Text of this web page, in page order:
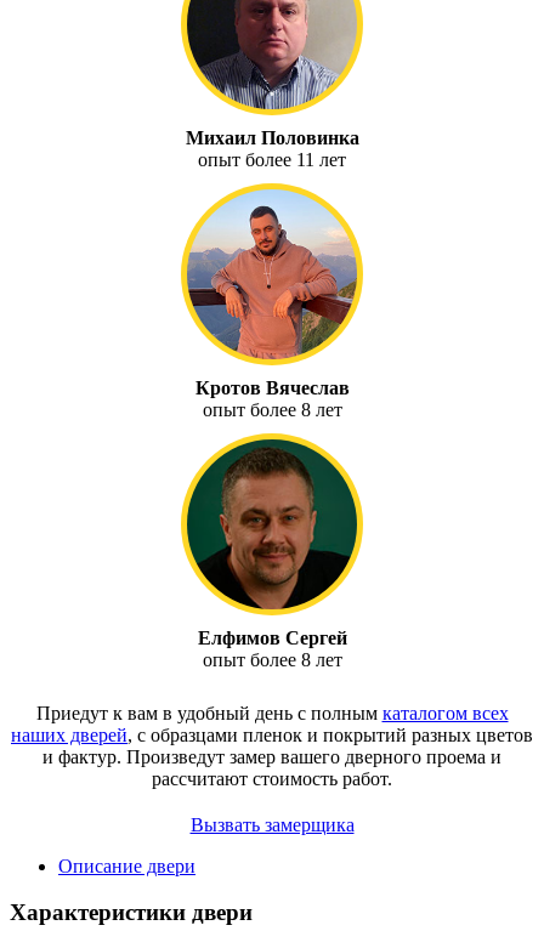
Михаил Половинка
опыт более 11 лет
Кротов Вячеслав
опыт более 8 лет
Елфимов Сергей
опыт более 8 лет
Приедут к вам в удобный день с полным каталогом всех
наших дверей, с образцами пленок и покрытий разных цветов
и фактур. Произведут замер вашего дверного проема и
рассчитают стоимость работ.
Вызвать замерщика
Описание двери
Характеристики двери